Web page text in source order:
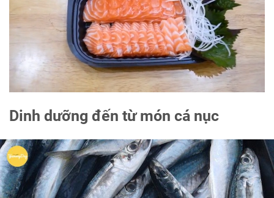
Dinh dưỡng đến từ món cá nục